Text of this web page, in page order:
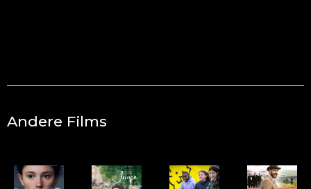
Andere Films